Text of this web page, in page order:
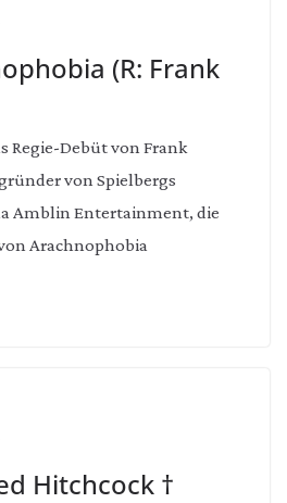
(R: Frank
Regie-Debüt von Frank
von Spielbergs
Amblin Entertainment, die
Arachnophobia
Hitchcock †